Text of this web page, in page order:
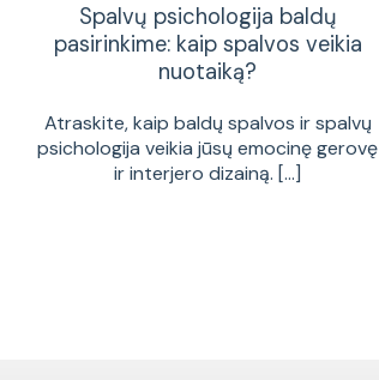
Spalvų psichologija baldų
pasirinkime: kaip spalvos veikia
nuotaiką?
Atraskite, kaip baldų spalvos ir spalvų
psichologija veikia jūsų emocinę gerovę
ir interjero dizainą. [...]